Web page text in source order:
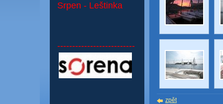
zpět
Srpen - Leštinka
--------------------------